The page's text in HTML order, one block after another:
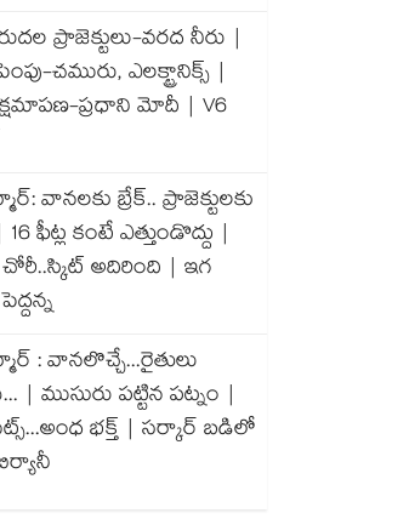
ప్రాజెక్టులు-వరద నీరు |
చమురు, ఎలక్ట్రానిక్స్ |
ప్రధాని మోదీ | V6
వానలకు బ్రేక్.. ప్రాజెక్టులకు
ఫీట్ల కంటే ఎత్తుండొద్దు |
అదిరింది | ఇగ
: వానలొచ్చే...రైతులు
| ముసురు పట్టిన పట్నం |
భక్త్ | సర్కార్ బడిలో